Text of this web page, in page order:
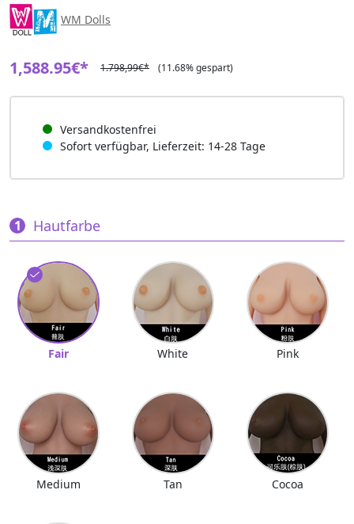
WM Dolls
1,588.95€* 1.798,99€* (11.68% gespart)
Versandkostenfrei
Sofort verfügbar, Lieferzeit: 14-28 Tage
Hautfarbe
Fair White Pink
Medium Tan Cocoa